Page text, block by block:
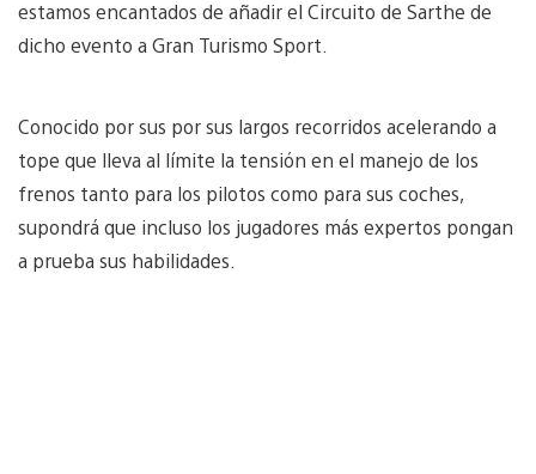
estamos encantados de añadir el Circuito de Sarthe de
dicho evento a Gran Turismo Sport.
Conocido por sus por sus largos recorridos acelerando a
tope que lleva al límite la tensión en el manejo de los
frenos tanto para los pilotos como para sus coches,
supondrá que incluso los jugadores más expertos pongan
a prueba sus habilidades.